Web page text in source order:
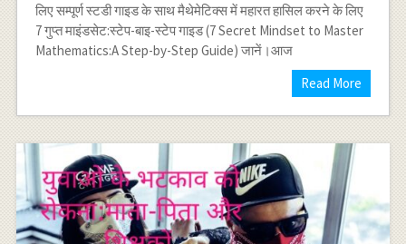
लिए सम्पूर्ण स्टडी गाइड के साथ मैथेमेटिक्स में महारत हासिल करने के लिए
7 गुप्त माइंडसेट:स्टेप-बाइ-स्टेप गाइड (7 Secret Mindset to Master
Mathematics:A Step-by-Step Guide) जानें।आज
Read More